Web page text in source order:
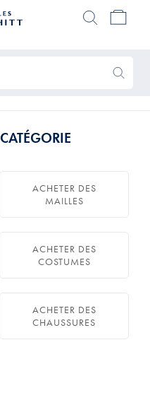
ACHETER DES
MAILLES
ACHETER DES
COSTUMES
ACHETER DES
CHAUSSURES